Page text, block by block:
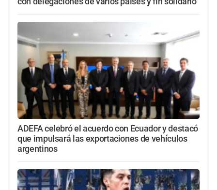
ADEFA celebró el acuerdo con Ecuador y destacó
que impulsará las exportaciones de vehículos
argentinos